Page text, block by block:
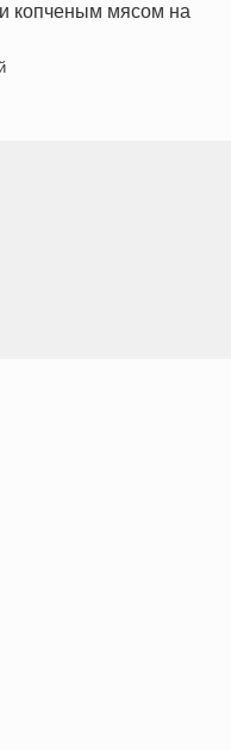
копченым мясом на